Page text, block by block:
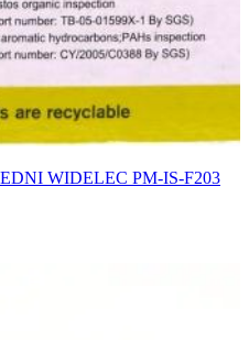
WIDELEC PM-IS-F203